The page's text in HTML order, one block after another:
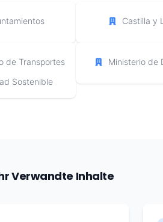
Castilla y
de Transportes
Sostenible
Ministerio de
Verwandte Inhalte